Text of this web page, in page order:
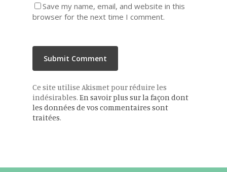
Save my name, email, and website in this
browser for the next time I comment.
Ce site utilise Akismet pour réduire les
indésirables. En savoir plus sur la façon dont
les données de vos commentaires sont
traitées.